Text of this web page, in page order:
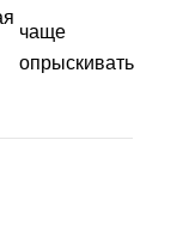
чаще
опрыскивать